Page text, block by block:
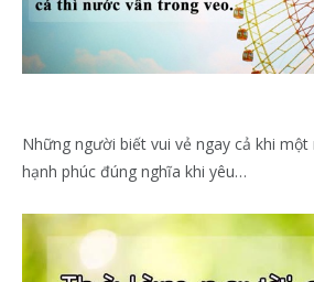
Những người biết vui vẻ ngay cả khi
hạnh phúc đúng nghĩa khi yêu…